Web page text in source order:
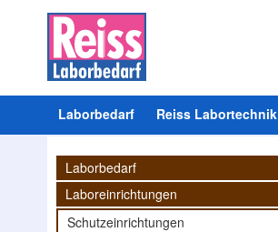
Laborbedarf Reiss Labortechnik
Laborbedarf
Laboreinrichtungen
Schutzeinrichtungen